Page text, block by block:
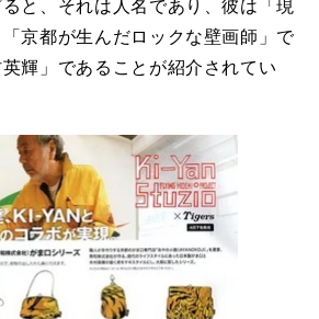
と、それは人名であり、彼は「現
京都が生んだロックな壁画師」で
輝」であることが紹介されてい